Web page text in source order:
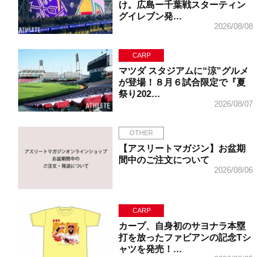
け。広島ー千葉戦スターティン
グイレブン発…
2026/08/08
CARP
マツダ スタジアムに“涼”グルメ
が登場！８月６試合限定で『夏
祭り202…
2026/08/07
OTHER
【アスリートマガジン】お盆期
間中のご注文について
2026/08/06
CARP
カープ、自身初のサヨナラ本塁
打を放ったファビアンの記念Tシ
ャツを発売！…